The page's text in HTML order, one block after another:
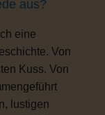
aus?
eine
Von
Kuss. Von
lustigen